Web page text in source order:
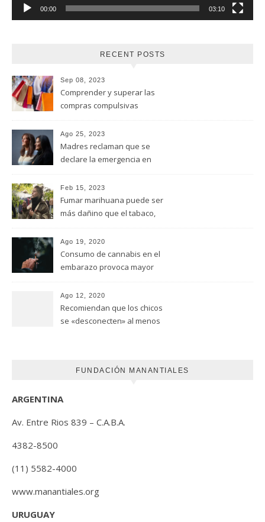
00:00 03:10
RECENT POSTS
Sep 08, 2023
Comprender y superar las
compras compulsivas
Ago 25, 2023
Madres reclaman que se
declare la emergencia en
Feb 15, 2023
Fumar marihuana puede ser
más dañino que el tabaco,
Universidad de Ottawa
Ago 19, 2020
Consumo de cannabis en el
embarazo provoca mayor
(FUNDACION MANANTIALES)
Ago 12, 2020
Recomiendan que los chicos
se «desconecten» al menos
FUNDACIÓN MANANTIALES
ARGENTINA
Av. Entre Rios 839 – C.A.B.A.
4382-8500
(11) 5582-4000
www.manantiales.org
URUGUAY